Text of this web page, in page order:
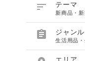
 テーマ
新商品・
 ジャンル
生活用品